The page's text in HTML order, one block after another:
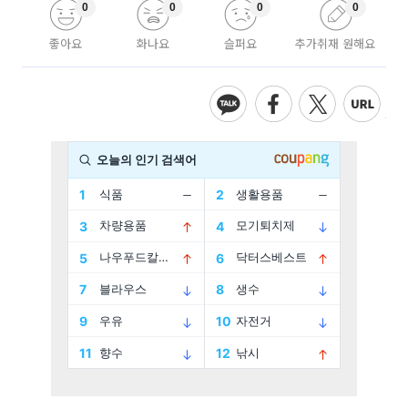
좋아요
0
화나요
0
슬퍼요
0
추가취재 원해요
0